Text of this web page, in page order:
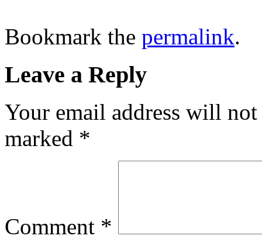
Bookmark the permalink.
Leave a Reply
Your email address will
marked *
Comment *